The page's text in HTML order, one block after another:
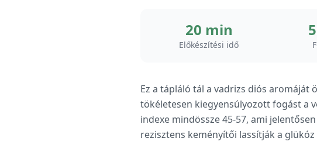
20 min
Előkészítési idő
Ez a tápláló tál a vadrizs diós aromáját
tökéletesen kiegyensúlyozott fogást a
indexe mindössze 45-57, ami
rezisztens keményítői lassítják a